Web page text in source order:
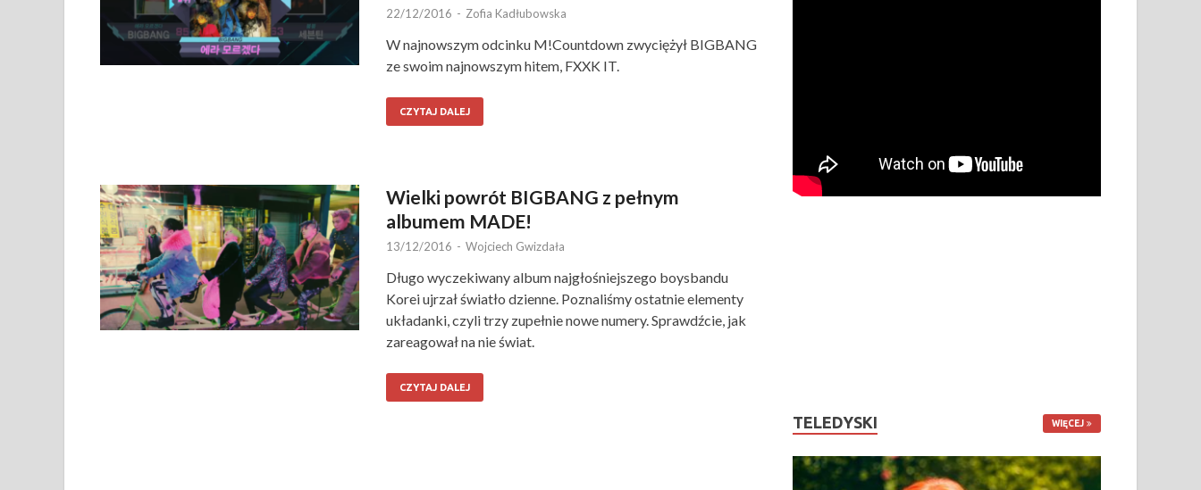
22/12/2016 - Zofia Kadłubowska
W najnowszym odcinku M!Countdown zwyciężył BIGBANG
ze swoim najnowszym hitem, FXXK IT.
CZYTAJ DALEJ
Wielki powrót BIGBANG z pełnym
albumem MADE!
13/12/2016 - Wojciech Gwizdała
Długo wyczekiwany album najgłośniejszego boysbandu
Korei ujrzał światło dzienne. Poznaliśmy ostatnie elementy
układanki, czyli trzy zupełnie nowe numery. Sprawdźcie, jak
zareagował na nie świat.
CZYTAJ DALEJ
TELEDYSKI WIĘCEJ